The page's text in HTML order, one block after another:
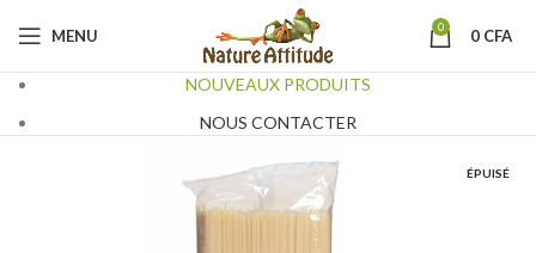
MENU 0 0 CFA
NOUVEAUX PRODUITS
NOUS CONTACTER
ÉPUISÉ